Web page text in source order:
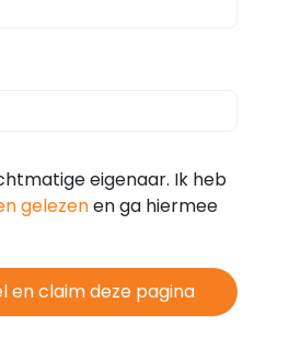
eigenaar. Ik heb
gelezenen ga hiermee